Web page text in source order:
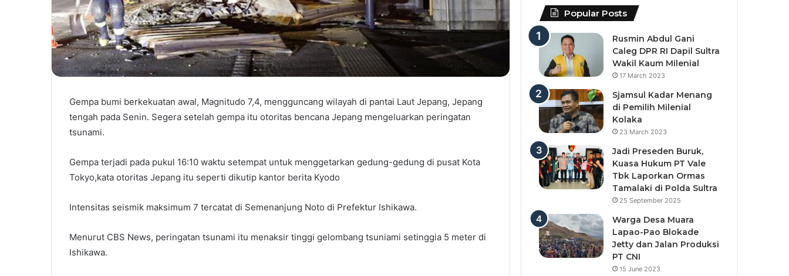
Gempa bumi berkekuatan awal, Magnitudo 7,4, mengguncang wilayah di pantai Laut Jepang, Jepang
tengah pada Senin. Segera setelah gempa itu otoritas bencana Jepang mengeluarkan peringatan
tsunami.
Gempa terjadi pada pukul 16:10 waktu setempat untuk menggetarkan gedung-gedung di pusat Kota
Tokyo,kata otoritas Jepang itu seperti dikutip kantor berita Kyodo
Intensitas seismik maksimum 7 tercatat di Semenanjung Noto di Prefektur Ishikawa.
Menurut CBS News, peringatan tsunami itu menaksir tinggi gelombang tsuniami setinggia 5 meter di
Ishikawa.
Popular Posts
Rusmin Abdul Gani
Caleg DPR RI Dapil Sultra
Wakil Kaum Milenial
17 March 2023
Sjamsul Kadar Menang
di Pemilih Milenial
Kolaka
23 March 2023
Jadi Preseden Buruk,
Kuasa Hukum PT Vale
Tbk Laporkan Ormas
Tamalaki di Polda Sultra
25 September 2025
Warga Desa Muara
Lapao-Pao Blokade
Jetty dan Jalan Produksi
PT CNI
15 June 2023